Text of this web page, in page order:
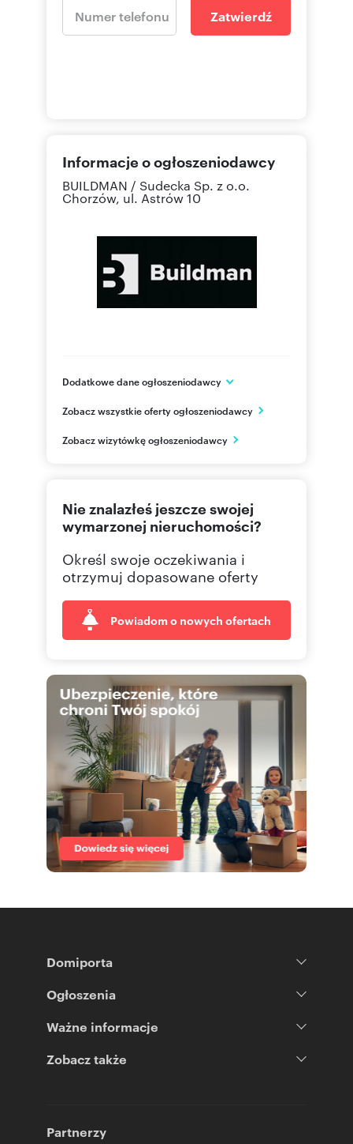
Zatwierdź
Informacje o ogłoszeniodawcy
BUILDMAN / Sudecka Sp. z o.o.
Chorzów, ul. Astrów 10
Dodatkowe dane ogłoszeniodawcy
ul. Podhalańska 26D
małopolskie
Zobacz wszystkie oferty ogłoszeniodawcy
Zobacz wizytówkę ogłoszeniodawcy
Nie znalazłeś jeszcze swojej
wymarzonej nieruchomości?
Określ swoje oczekiwania i
otrzymuj dopasowane oferty
Powiadom o nowych ofertach
Domiporta
Ogłoszenia
Ważne informacje
Zobacz także
Partnerzy